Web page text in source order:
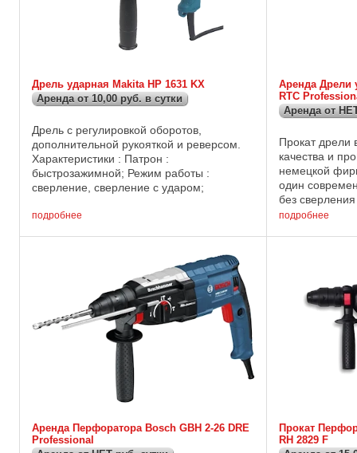
Дрель ударная Makita HP 1631 KX
Аренда от 10,00 руб. в сутки
Дрель с регулировкой оборотов,
дополнительной рукояткой и реверсом.
Характеристики : Патрон :
быстрозажимной; Режим работы :
сверление, сверление с ударом;
Скорость вращения : 3 200 оборотов в
подробнее
Аренда Дрели
RTC
Аренда от
Прокат дрели
качества и
немецкой
один
без
типу
подробнее
Аренда Перфоратора Bosch GBH 2-26 DRE
Professional
Прокат
RH 2829 F